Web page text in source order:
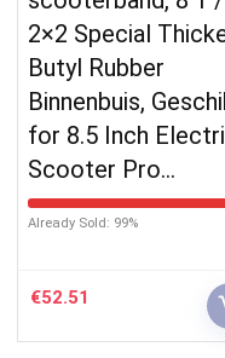
2×2 Special
Butyl Rubber
Binnenbuis,
for 8.5 Inch
Scooter Pro…
Already Sold: 99%
€52.51